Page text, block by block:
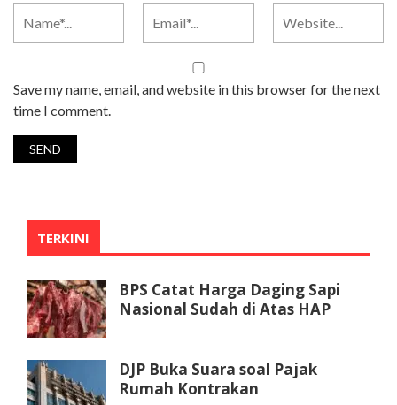
Save my name, email, and website in this browser for the next
time I comment.
TERKINI
BPS Catat Harga Daging Sapi
Nasional Sudah di Atas HAP
DJP Buka Suara soal Pajak
Rumah Kontrakan